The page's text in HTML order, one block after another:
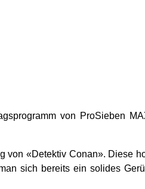
von ProSieben
von «Detektiv Conan». Diese
sich bereits ein solides